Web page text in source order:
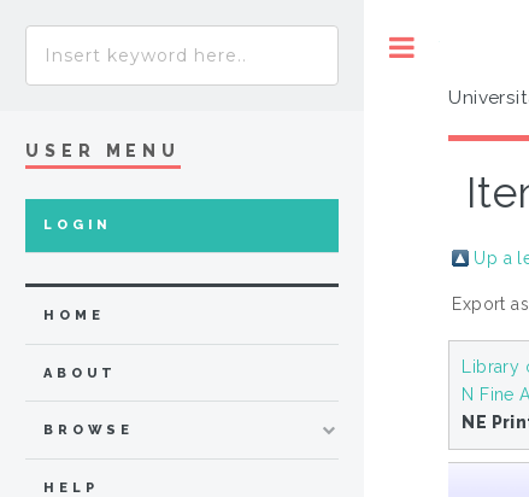
Up a
Export as
Library
N Fine
NE
USER MENU
LOGIN
HOME
ABOUT
BROWSE
HELP